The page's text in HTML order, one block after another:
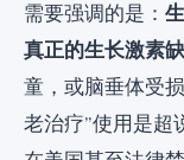
需要强调的是：
真正的生长激素
童，或脑垂体受
老治疗”使用是超